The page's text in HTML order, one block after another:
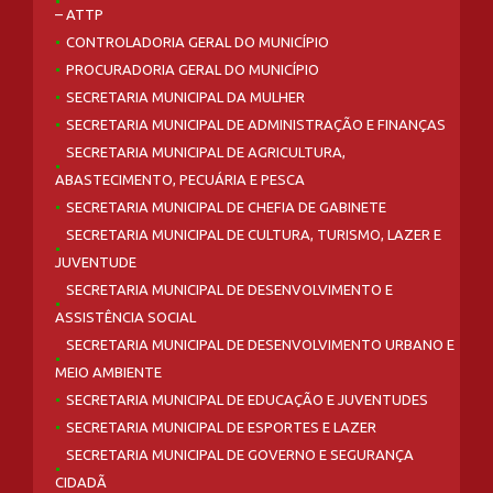
– ATTP
CONTROLADORIA GERAL DO MUNICÍPIO
PROCURADORIA GERAL DO MUNICÍPIO
SECRETARIA MUNICIPAL DA MULHER
SECRETARIA MUNICIPAL DE ADMINISTRAÇÃO E FINANÇAS
SECRETARIA MUNICIPAL DE AGRICULTURA,
ABASTECIMENTO, PECUÁRIA E PESCA
SECRETARIA MUNICIPAL DE CHEFIA DE GABINETE
SECRETARIA MUNICIPAL DE CULTURA, TURISMO, LAZER E
JUVENTUDE
SECRETARIA MUNICIPAL DE DESENVOLVIMENTO E
ASSISTÊNCIA SOCIAL
SECRETARIA MUNICIPAL DE DESENVOLVIMENTO URBANO E
MEIO AMBIENTE
SECRETARIA MUNICIPAL DE EDUCAÇÃO E JUVENTUDES
SECRETARIA MUNICIPAL DE ESPORTES E LAZER
SECRETARIA MUNICIPAL DE GOVERNO E SEGURANÇA
CIDADÃ